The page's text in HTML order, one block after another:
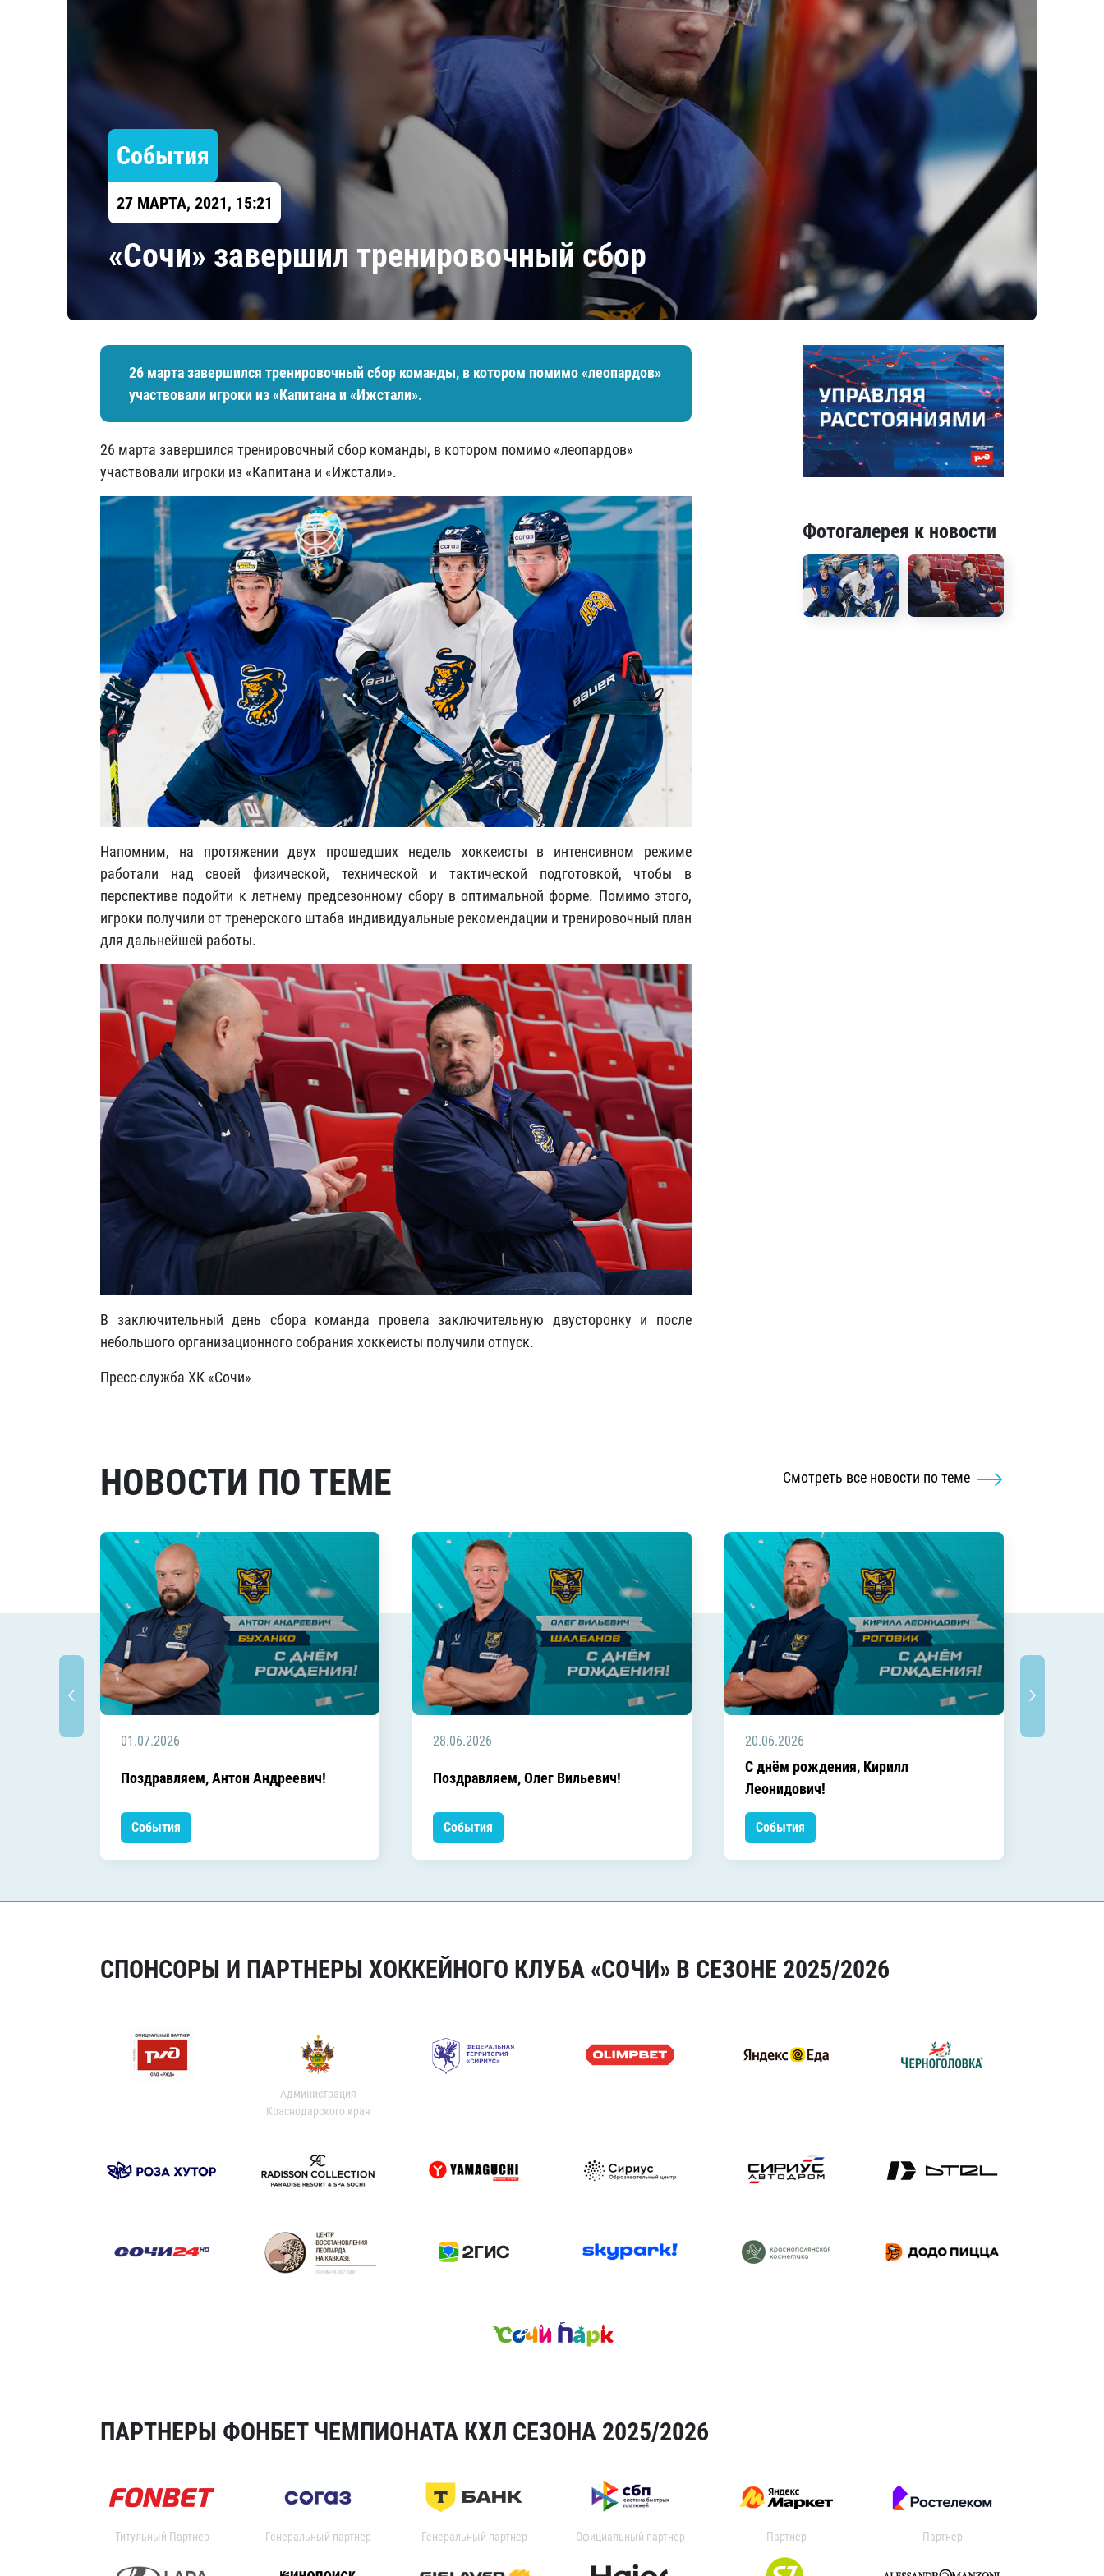
Амур
Барыс
Салават Юлаев
Сибирь
События
27 МАРТА, 2021, 15:21
​«Сочи» завершил тренировочный сбор
26 марта завершился тренировочный сбор команды, в котором помимо «леопардов»
участвовали игроки из «Капитана и «Ижстали».
26 марта завершился тренировочный сбор команды, в котором помимо «леопардов»
участвовали игроки из «Капитана и «Ижстали».
Напомним, на протяжении двух прошедших недель хоккеисты в интенсивном режиме
работали над своей физической, технической и тактической подготовкой, чтобы в
перспективе подойти к летнему предсезонному сбору в оптимальной форме. Помимо этого,
игроки получили от тренерского штаба индивидуальные рекомендации и тренировочный план
для дальнейшей работы.
В заключительный день сбора команда провела заключительную двусторонку и после
небольшого организационного собрания хоккеисты получили отпуск.
Пресс-служба ХК «Сочи»
Фотогалерея к новости
НОВОСТИ ПО ТЕМЕ Смотреть все новости по теме
01.07.2026
Поздравляем, Антон Андреевич!
События
28.06.2026
Поздравляем, Олег Вильевич!
События
20.06.2026
C днём рождения, Кирилл
Леонидович!
События
СПОНСОРЫ И ПАРТНЕРЫ ХОККЕЙНОГО КЛУБА «СОЧИ» В СЕЗОНЕ 2025/2026
Администрация
Краснодарского края
ПАРТНЕРЫ ФОНБЕТ ЧЕМПИОНАТА КХЛ СЕЗОНА 2025/2026
Титульный Партнер Генеральный партнер Генеральный партнер Официальный партнер Партнер Партнер